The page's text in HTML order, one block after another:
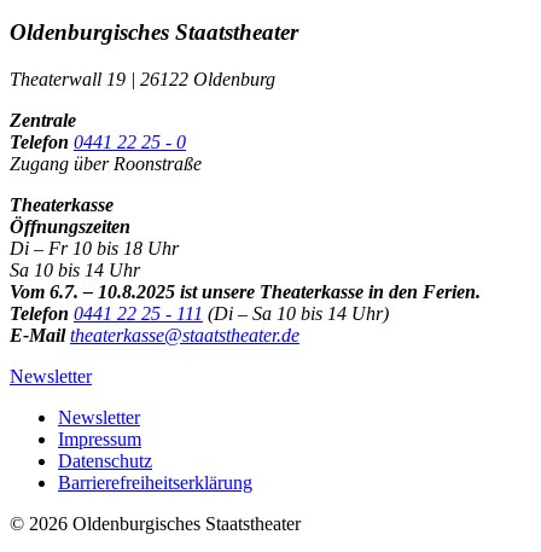
Oldenburgisches Staatstheater
Theaterwall 19 | 26122 Oldenburg
Zentrale
Telefon 0441 22 25 - 0
Zugang über Roonstraße
Theaterkasse
Öffnungszeiten
Di – Fr 10 bis 18 Uhr
Sa 10 bis 14 Uhr
Vom 6.7. – 10.8.2025 ist unsere Theaterkasse in den Ferien.
Telefon 0441 22 25 - 111 (Di – Sa 10 bis 14 Uhr)
E-Mail theaterkasse@staatstheater.de
Newsletter
Newsletter
Impressum
Datenschutz
Barrierefreiheitserklärung
© 2026 Oldenburgisches Staatstheater